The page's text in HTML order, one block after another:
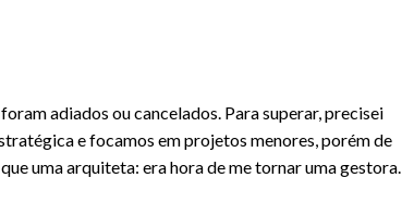
adiados ou cancelados. Para superar, precisei
e focamos em projetos menores, porém de
uma arquiteta: era hora de me tornar uma gestora.